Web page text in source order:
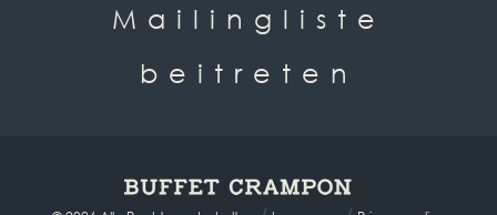
Mailingliste
beitreten